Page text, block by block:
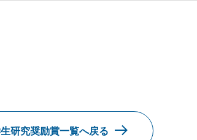
研究奨励賞一覧へ戻る